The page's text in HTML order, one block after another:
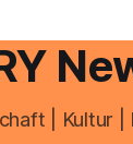
| Kultur |